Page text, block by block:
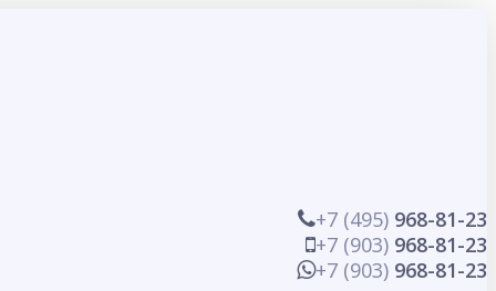
+7 (495) 968-81-23
+7 (903) 968-81-23
+7 (903) 968-81-23